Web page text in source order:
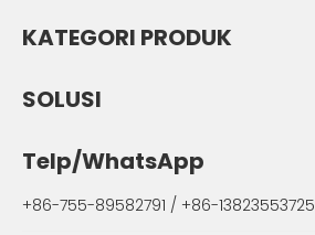
KATEGORI PRODUK
SOLUSI
Telp/WhatsApp
+86-755-89582791 / +86-13823553725